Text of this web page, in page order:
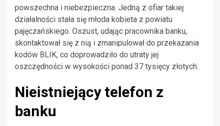
powszechna i niebezpieczna. Jedną z ofiar takiej
działalności stała się młoda kobieta z powiatu
pajęczańskiego. Oszust, udając pracownika banku,
skontaktował się z nią i zmanipulował do przekazania
kodów BLIK, co doprowadziło do utraty jej
oszczędności w wysokości ponad 37 tysięcy złotych.
Nieistniejący telefon z
banku